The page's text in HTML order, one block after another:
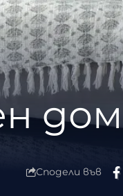
дом
Сподели във